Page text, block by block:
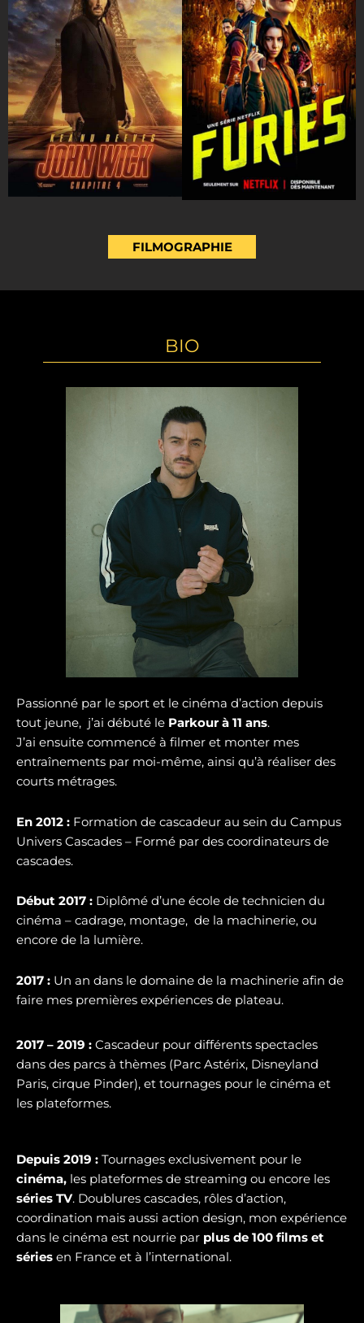
FILMOGRAPHIE
BIO
Passionné par le sport et le cinéma d’action depuis
tout jeune, j’ai débuté le Parkour à 11 ans.
J’ai ensuite commencé à filmer et monter mes
entraînements par moi-même, ainsi qu’à réaliser des
courts métrages.
En 2012 : Formation de cascadeur au sein du Campus
Univers Cascades – Formé par des coordinateurs de
cascades.
Début 2017 : Diplômé d’une école de technicien du
cinéma – cadrage, montage, de la machinerie, ou
encore de la lumière.
2017 : Un an dans le domaine de la machinerie afin de
faire mes premières expériences de plateau.
2017 – 2019 : Cascadeur pour différents spectacles
dans des parcs à thèmes (Parc Astérix, Disneyland
Paris, cirque Pinder), et tournages pour le cinéma et
les plateformes.
Depuis 2019 : Tournages exclusivement pour le
cinéma, les plateformes de streaming ou encore les
séries TV. Doublures cascades, rôles d’action,
coordination mais aussi action design, mon expérience
dans le cinéma est nourrie par plus de 100 films et
séries en France et à l’international.